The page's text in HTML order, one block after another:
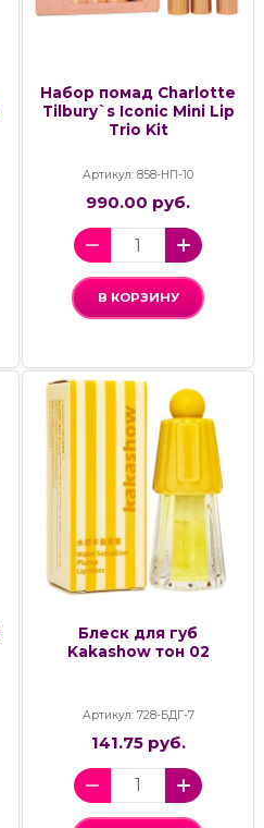
Набор помад Charlotte
Tilbury`s Iconic Mini Lip
Trio Kit
Артикул: 858-НП-10
990.00 руб.
В КОРЗИНУ
Блеск для губ
Kakashow тон 02
Артикул: 728-БДГ-7
141.75 руб.